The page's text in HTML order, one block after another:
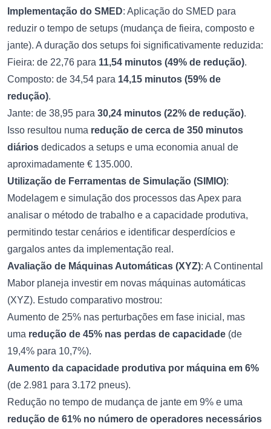
Implementação do SMED: Aplicação do SMED para
reduzir o tempo de setups (mudança de fieira, composto e
jante). A duração dos setups foi significativamente reduzida:
Fieira: de 22,76 para 11,54 minutos (49% de redução).
Composto: de 34,54 para 14,15 minutos (59% de
redução).
Jante: de 38,95 para 30,24 minutos (22% de redução).
Isso resultou numa redução de cerca de 350 minutos
diários dedicados a setups e uma economia anual de
aproximadamente € 135.000.
Utilização de Ferramentas de Simulação (SIMIO):
Modelagem e simulação dos processos das Apex para
analisar o método de trabalho e a capacidade produtiva,
permitindo testar cenários e identificar desperdícios e
gargalos antes da implementação real.
Avaliação de Máquinas Automáticas (XYZ): A Continental
Mabor planeja investir em novas máquinas automáticas
(XYZ). Estudo comparativo mostrou:
Aumento de 25% nas perturbações em fase inicial, mas
uma redução de 45% nas perdas de capacidade (de
19,4% para 10,7%).
Aumento da capacidade produtiva por máquina em 6%
(de 2.981 para 3.172 pneus).
Redução no tempo de mudança de jante em 9% e uma
redução de 61% no número de operadores necessários